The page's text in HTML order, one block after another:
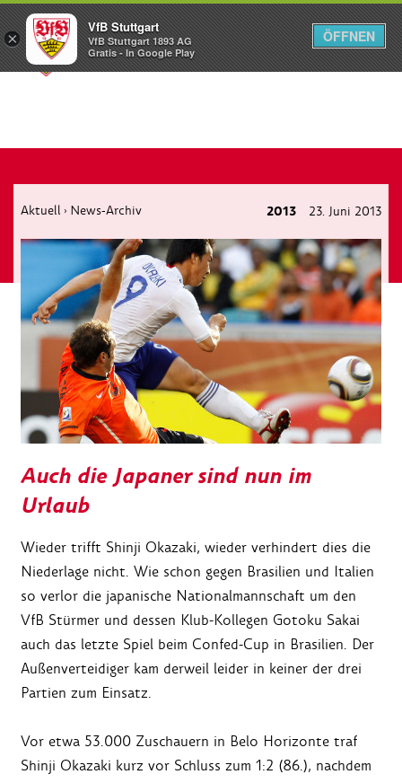
Menü
Aktuell › News-Archiv 2013 23. Juni 2013
Auch die Japaner sind nun im
Urlaub
Wieder trifft Shinji Okazaki, wieder verhindert dies die
Niederlage nicht. Wie schon gegen Brasilien und Italien
so verlor die japanische Nationalmannschaft um den
VfB Stürmer und dessen Klub-Kollegen Gotoku Sakai
auch das letzte Spiel beim Confed-Cup in Brasilien. Der
Außenverteidiger kam derweil leider in keiner der drei
Partien zum Einsatz.
Vor etwa 53.000 Zuschauern in Belo Horizonte traf
Shinji Okazaki kurz vor Schluss zum 1:2 (86.), nachdem
×
VfB Stuttgart
VfB Stuttgart 1893 AG
Gratis - In Google Play
ÖFFNEN